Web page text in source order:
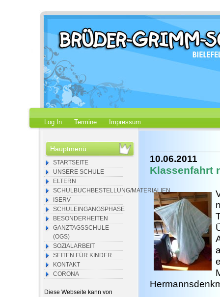
Log In Termine Impressum
Hauptmenü
STARTSEITE
UNSERE SCHULE
ELTERN
SCHULBUCHBESTELLUNG/MATERIALIEN
ISERV
SCHULEINGANGSPHASE
BESONDERHEITEN
GANZTAGSSCHULE
(OGS)
SOZIALARBEIT
SEITEN FÜR KINDER
KONTAKT
CORONA
Diese Webseite kann von
10.06.2011
Klassenfahrt